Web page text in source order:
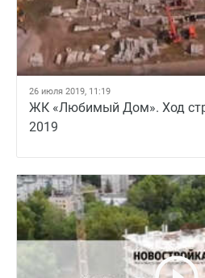
26 июля 2019, 11:19
ЖК «Любимый Дом». Ход
2019